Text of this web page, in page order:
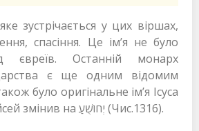
спасіння. Це ім’я не було
євреїв. Останній монарх
царства є ще одним відомим
було оригінальне ім’я Ісуса
Навина, яке Мойсей змінив на יְחוֹשֻׁעַ (Чис.1316).